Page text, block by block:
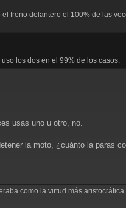
freno delantero el 100% de las
los dos en el 99% de los casos.
usas uno u otro, no.
la moto, ¿cuánto la paras
como la virtud más